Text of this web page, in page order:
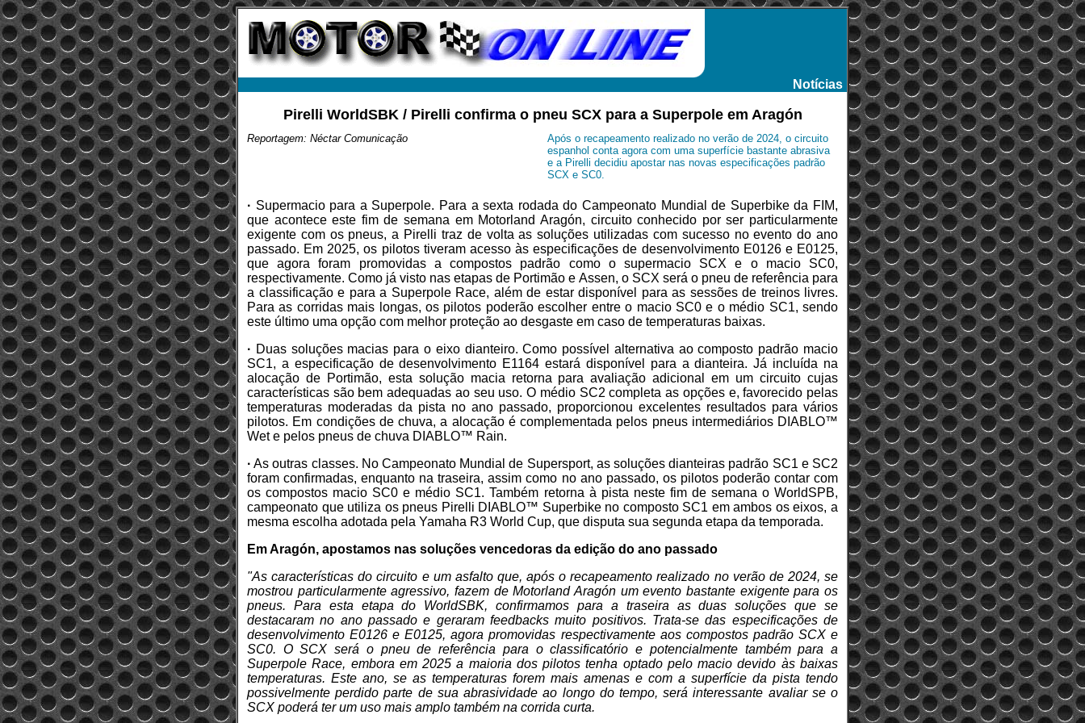
Notícias
Pirelli WorldSBK / Pirelli confirma o pneu SCX para a Superpole em Aragón
Reportagem: Néctar Comunicação
Após o recapeamento realizado no verão de 2024, o circuito
espanhol conta agora com uma superfície bastante abrasiva
e a Pirelli decidiu apostar nas novas especificações padrão
SCX e SC0.
· Supermacio para a Superpole. Para a sexta rodada do Campeonato Mundial de Superbike da FIM,
que acontece este fim de semana em Motorland Aragón, circuito conhecido por ser particularmente
exigente com os pneus, a Pirelli traz de volta as soluções utilizadas com sucesso no evento do ano
passado. Em 2025, os pilotos tiveram acesso às especificações de desenvolvimento E0126 e E0125,
que agora foram promovidas a compostos padrão como o supermacio SCX e o macio SC0,
respectivamente. Como já visto nas etapas de Portimão e Assen, o SCX será o pneu de referência para
a classificação e para a Superpole Race, além de estar disponível para as sessões de treinos livres.
Para as corridas mais longas, os pilotos poderão escolher entre o macio SC0 e o médio SC1, sendo
este último uma opção com melhor proteção ao desgaste em caso de temperaturas baixas.
· Duas soluções macias para o eixo dianteiro. Como possível alternativa ao composto padrão macio
SC1, a especificação de desenvolvimento E1164 estará disponível para a dianteira. Já incluída na
alocação de Portimão, esta solução macia retorna para avaliação adicional em um circuito cujas
características são bem adequadas ao seu uso. O médio SC2 completa as opções e, favorecido pelas
temperaturas moderadas da pista no ano passado, proporcionou excelentes resultados para vários
pilotos. Em condições de chuva, a alocação é complementada pelos pneus intermediários DIABLO™
Wet e pelos pneus de chuva DIABLO™ Rain.
· As outras classes. No Campeonato Mundial de Supersport, as soluções dianteiras padrão SC1 e SC2
foram confirmadas, enquanto na traseira, assim como no ano passado, os pilotos poderão contar com
os compostos macio SC0 e médio SC1. Também retorna à pista neste fim de semana o WorldSPB,
campeonato que utiliza os pneus Pirelli DIABLO™ Superbike no composto SC1 em ambos os eixos, a
mesma escolha adotada pela Yamaha R3 World Cup, que disputa sua segunda etapa da temporada.
Em Aragón, apostamos nas soluções vencedoras da edição do ano passado
"As características do circuito e um asfalto que, após o recapeamento realizado no verão de 2024, se
mostrou particularmente agressivo, fazem de Motorland Aragón um evento bastante exigente para os
pneus. Para esta etapa do WorldSBK, confirmamos para a traseira as duas soluções que se
destacaram no ano passado e geraram feedbacks muito positivos. Trata-se das especificações de
desenvolvimento E0126 e E0125, agora promovidas respectivamente aos compostos padrão SCX e
SC0. O SCX será o pneu de referência para o classificatório e potencialmente também para a
Superpole Race, embora em 2025 a maioria dos pilotos tenha optado pelo macio devido às baixas
temperaturas. Este ano, se as temperaturas forem mais amenas e com a superfície da pista tendo
possivelmente perdido parte de sua abrasividade ao longo do tempo, será interessante avaliar se o
SCX poderá ter um uso mais amplo também na corrida curta.